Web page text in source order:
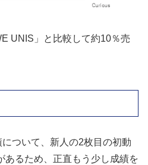
UNIS」と比較して約10％売
について、新人の2枚目の初動
あるため、正直もう少し成績を